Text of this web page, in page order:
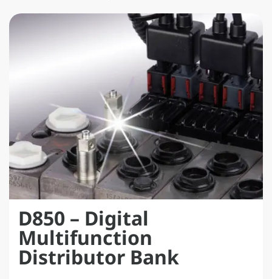
D850 – Digital
Multifunction
Distributor Bank